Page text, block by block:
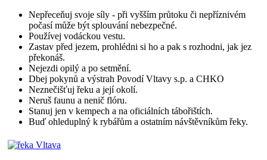
Nepřeceňuj svoje síly - při vyšším průtoku či nepříznivém
počasí může být splouvání nebezpečné.
Používej vodáckou vestu.
Zastav před jezem, prohlédni si ho a pak s rozhodni, jak jez
překonáš.
Nejezdi opilý a po setmění.
Dbej pokynů a výstrah Povodí Vltavy s.p. a CHKO
Neznečišťuj řeku a její okolí.
Neruš faunu a nenič flóru.
Stanuj jen v kempech a na oficiálních tábořištích.
Buď ohleduplný k rybářům a ostatním návštěvníkům řeky.